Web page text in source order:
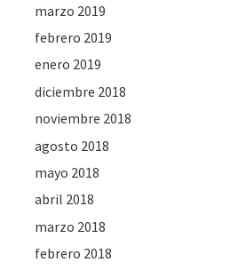
marzo 2019
febrero 2019
enero 2019
diciembre 2018
noviembre 2018
agosto 2018
mayo 2018
abril 2018
marzo 2018
febrero 2018